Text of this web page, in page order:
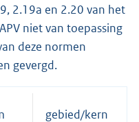
2.19a en 2.20 van het
niet van toepassing
deze normen
gevergd.
gebied/kern